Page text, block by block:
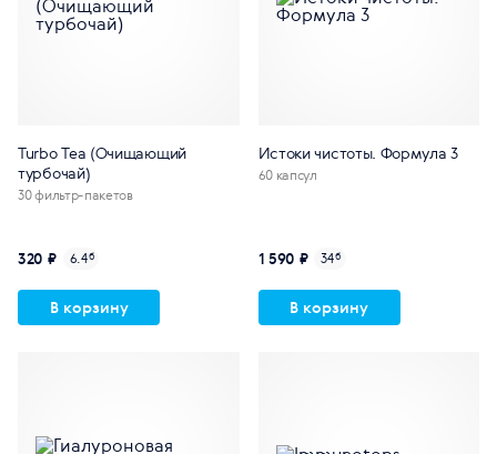
Turbo Tea (Очищающий
турбочай)
30 фильтр-пакетов
320 ₽ 6.4б
В корзину
Истоки чистоты. Формула 3
60 капсул
1 590 ₽ 34б
В корзину